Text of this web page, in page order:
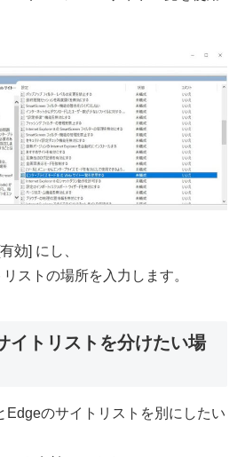
効] にし、
ストの場所を入力します。
イトリストを分けたい場
Edgeのサイトリストを別にしたい